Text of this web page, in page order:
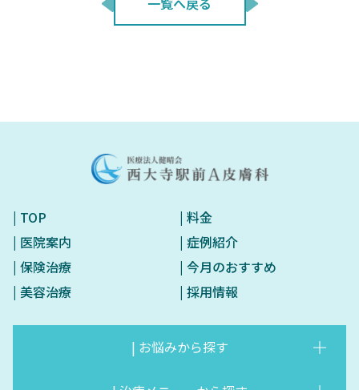
| TOP
| 医院案内
| 保険治療
| 美容治療
| 料金
| 症例紹介
| 今月のおすすめ
| 採用情報
| お悩みから探す